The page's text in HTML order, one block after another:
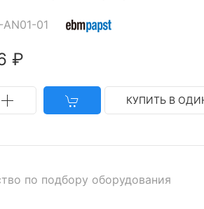
01
₽
КУПИТЬ В
по подбору оборудования